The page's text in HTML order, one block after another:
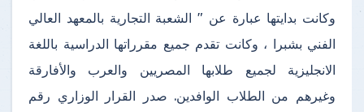
وكانت بدايتها عبارة عن " الشعبة التجارية بالمعهد العالي
الفني بشبرا ، وكانت تقدم جميع مقرراتها الدراسية باللغة
الانجليزية لجميع طلابها المصريين والعرب والأفارقة
وغيرهم من الطلاب الوافدين. صدر القرار الوزاري رقم